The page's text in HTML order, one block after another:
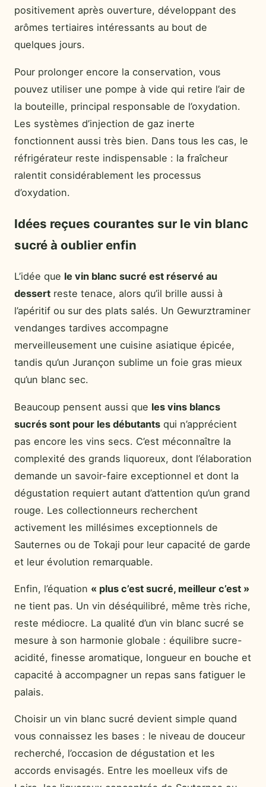
positivement après ouverture, développant des
arômes tertiaires intéressants au bout de
quelques jours.
Pour prolonger encore la conservation, vous
pouvez utiliser une pompe à vide qui retire l’air de
la bouteille, principal responsable de l’oxydation.
Les systèmes d’injection de gaz inerte
fonctionnent aussi très bien. Dans tous les cas, le
réfrigérateur reste indispensable : la fraîcheur
ralentit considérablement les processus
d’oxydation.
Idées reçues courantes sur le vin blanc
sucré à oublier enfin
L’idée que le vin blanc sucré est réservé au
dessert reste tenace, alors qu’il brille aussi à
l’apéritif ou sur des plats salés. Un Gewurztraminer
vendanges tardives accompagne
merveilleusement une cuisine asiatique épicée,
tandis qu’un Jurançon sublime un foie gras mieux
qu’un blanc sec.
Beaucoup pensent aussi que les vins blancs
sucrés sont pour les débutants qui n’apprécient
pas encore les vins secs. C’est méconnaître la
complexité des grands liquoreux, dont l’élaboration
demande un savoir-faire exceptionnel et dont la
dégustation requiert autant d’attention qu’un grand
rouge. Les collectionneurs recherchent
activement les millésimes exceptionnels de
Sauternes ou de Tokaji pour leur capacité de garde
et leur évolution remarquable.
Enfin, l’équation « plus c’est sucré, meilleur c’est »
ne tient pas. Un vin déséquilibré, même très riche,
reste médiocre. La qualité d’un vin blanc sucré se
mesure à son harmonie globale : équilibre sucre-
acidité, finesse aromatique, longueur en bouche et
capacité à accompagner un repas sans fatiguer le
palais.
Choisir un vin blanc sucré devient simple quand
vous connaissez les bases : le niveau de douceur
recherché, l’occasion de dégustation et les
accords envisagés. Entre les moelleux vifs de